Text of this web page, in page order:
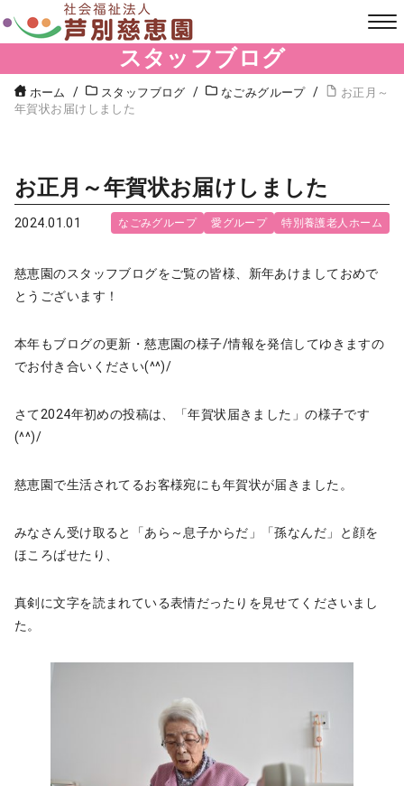
スタッフブログ
ホーム スタッフブログ なごみグループ
お正月～
年賀状お届けしました
お正月～年賀状お届けしました
2024.01.01 なごみグループ 愛グループ 特別養護老人ホーム
慈恵園のスタッフブログをご覧の皆様、新年あけましておめで
とうございます！
本年もブログの更新・慈恵園の様子/情報を発信してゆきますの
でお付き合いください(^^)/
さて2024年初めの投稿は、「年賀状届きました」の様子です
(^^)/
慈恵園で生活されてるお客様宛にも年賀状が届きました。
みなさん受け取ると「あら～息子からだ」「孫なんだ」と顔を
ほころばせたり、
真剣に文字を読まれている表情だったりを見せてくださいまし
た。